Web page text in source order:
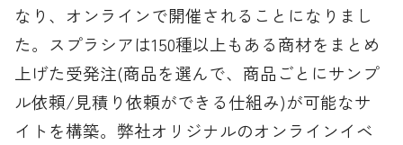
なり、オンラインで開催されることになりまし
た。スプラシアは150種以上もある商材をまとめ
上げた受発注(商品を選んで、商品ごとにサンプ
ル依頼/見積り依頼ができる仕組み)が可能なサ
イトを構築。弊社オリジナルのオンラインイベ